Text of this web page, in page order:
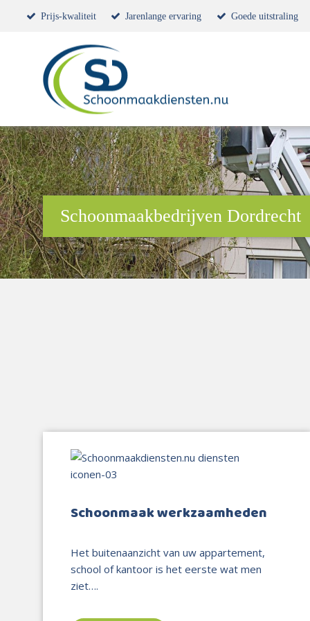
Prijs-kwaliteit Jarenlange ervaring Goede uitstraling
Schoonmaakbedrijven Dordrecht
Schoonmaak werkzaamheden
Het buitenaanzicht van uw appartement,
school of kantoor is het eerste wat men
ziet….